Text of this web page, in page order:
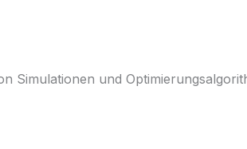
Simulationen und